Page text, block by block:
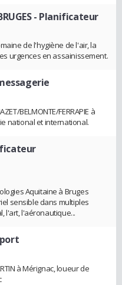
- Planificateur
de l'hygiène de l'air, la
urgences en assainissement.
BELMONTE/FERRAPIE à
national et international.
Aquitaine à Bruges
sensible dans multiples
l'art, l'aéronautique...
à Mérignac, loueur de